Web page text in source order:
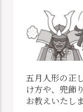
五月人形の正
け方や、兜飾
お教えいたしま